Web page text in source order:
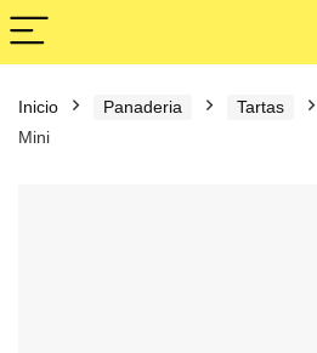
Inicio Panaderia Tartas
Mini